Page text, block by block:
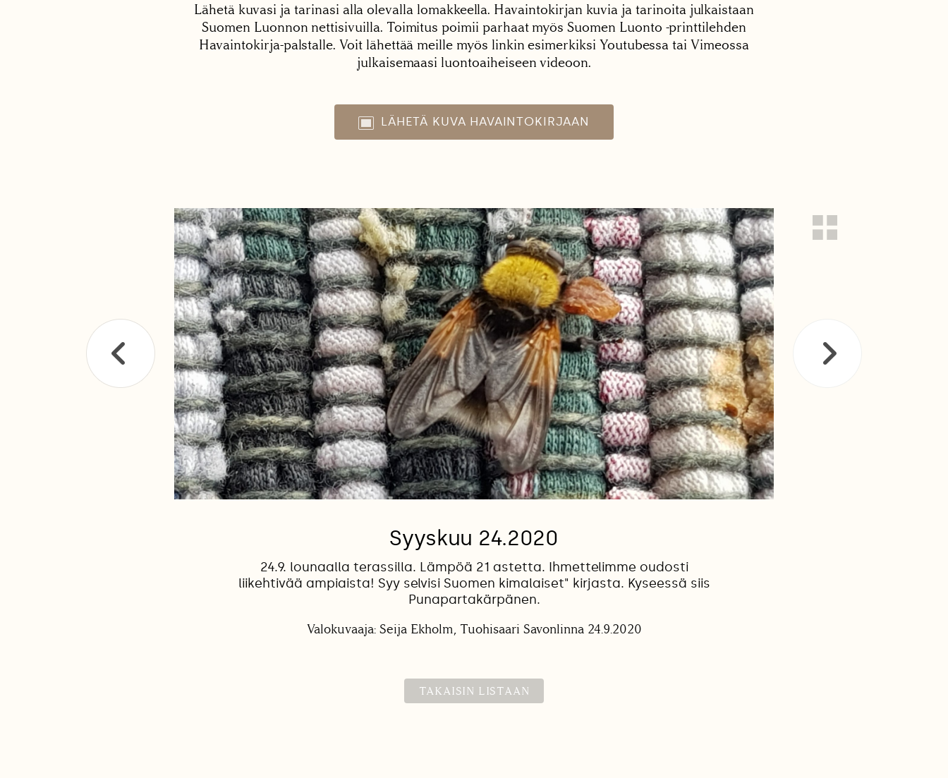
Lähetä kuvasi ja tarinasi alla olevalla lomakkeella. Havaintokirjan kuvia ja tarinoita julkaistaan
Suomen Luonnon nettisivuilla. Toimitus poimii parhaat myös Suomen Luonto -printtilehden
Havaintokirja-palstalle. Voit lähettää meille myös linkin esimerkiksi Youtubessa tai Vimeossa
julkaisemaasi luontoaiheiseen videoon.
LÄHETÄ KUVA HAVAINTOKIRJAAN
Syyskuu 24.2020
24.9. lounaalla terassilla. Lämpöä 21 astetta. Ihmettelimme oudosti
liikehtivää ampiaista! Syy selvisi Suomen kimalaiset" kirjasta. Kyseessä siis
Punapartakärpänen.
Valokuvaaja: Seija Ekholm, Tuohisaari Savonlinna 24.9.2020
TAKAISIN LISTAAN